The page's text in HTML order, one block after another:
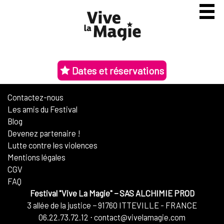
Dates et réservations
Contactez-nous
Les amis du Festival
Blog
Devenez partenaire !
Lutte contre les violences
Mentions légales
CGV
FAQ
Festival "Vive La Magie"−SAS ALCHIMIE PROD
3 allée de la justice −91760 ITTEVILLE - FRANCE
06.22.73.72.12 ⋅ contact@vivelamagie.com